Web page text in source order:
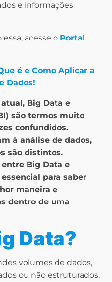
e informações
acesse o Portal
é e Como Aplicar a
Dados!
Big Data e
são termos muito
confundidos.
à análise de dados,
são distintos.
Big Data e
para saber
maneira e
dentro de uma
Data?
volumes de dados,
ou não estruturados,